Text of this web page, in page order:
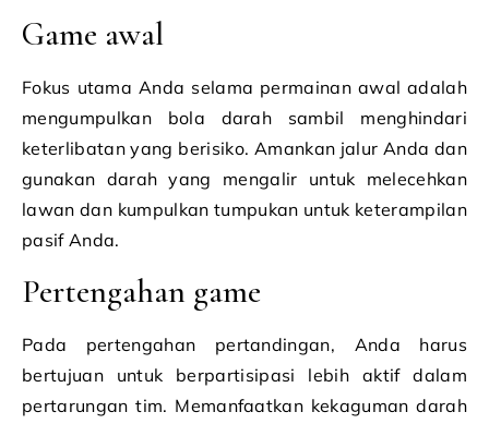
Game awal
Fokus utama Anda selama permainan awal adalah
mengumpulkan bola darah sambil menghindari
keterlibatan yang berisiko. Amankan jalur Anda dan
gunakan darah yang mengalir untuk melecehkan
lawan dan kumpulkan tumpukan untuk keterampilan
pasif Anda.
Pertengahan game
Pada pertengahan pertandingan, Anda harus
bertujuan untuk berpartisipasi lebih aktif dalam
pertarungan tim. Memanfaatkan kekaguman darah